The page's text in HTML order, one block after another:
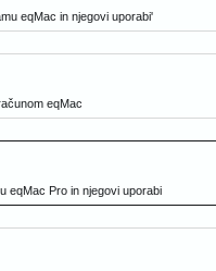
eqMac in njegovi uporabi'
eqMac
eqMac Pro in njegovi uporabi